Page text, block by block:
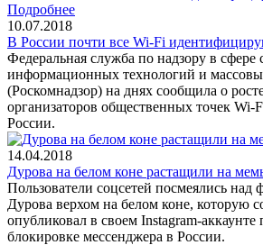
Подробнее
10.07.2018
В России почти все Wi-Fi
Федеральная служба по надзору в сфере
информационных технологий и
(Роскомнадзор) на днях сообщила о
организаторов общественных точек Wi-
России.
14.04.2018
Дурова на белом коне растащили на
Пользователи соцсетей посмеялись над
Дурова верхом на белом коне, которую
опубликовал в своем Instagram-
блокировке мессенджера в России.